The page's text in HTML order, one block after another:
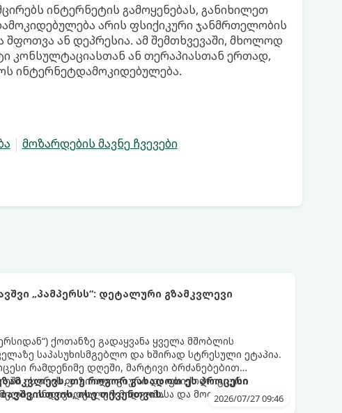
ინტერნეტის გამოყენებას, განიხილეთ
არის ფსიქიკური ჯანმრთელობის
ან დეპრესია. ამ შემთხვევაში, მხოლოდ
კონსულტაციასთან ან თერაპიასთან ერთად,
ინტერნეტდამოკიდებულება.
მოზარდების მავნე ჩვევები
„პამპერსს“: დეტალური გზამკვლევი
ქოთანზე გადაყვანა ყველა მშობლის
საპასუხისმგებლო და ხშირად სტრესული ეტაპია.
რამდენიმე დღეში, მარტივი ბრძანებებით
ეს არის ფიზიოლოგიური და ფსიქოლოგიური
ინდივიდუალურ მიდგომასა და მოთმინებას
თუ როგორ გახადოთ ეს პროცესი
ისე თქვენთვის.
2026/07/27 09:46